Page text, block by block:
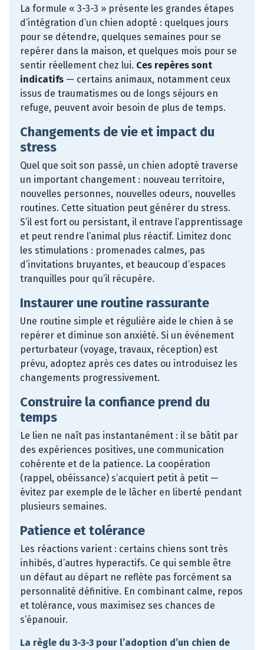
La formule « 3-3-3 » présente les grandes étapes
d’intégration d’un chien adopté : quelques jours
pour se détendre, quelques semaines pour se
repérer dans la maison, et quelques mois pour se
sentir réellement chez lui. Ces repères sont
indicatifs — certains animaux, notamment ceux
issus de traumatismes ou de longs séjours en
refuge, peuvent avoir besoin de plus de temps.
Changements de vie et impact du
stress
Quel que soit son passé, un chien adopté traverse
un important changement : nouveau territoire,
nouvelles personnes, nouvelles odeurs, nouvelles
routines. Cette situation peut générer du stress.
S’il est fort ou persistant, il entrave l’apprentissage
et peut rendre l’animal plus réactif. Limitez donc
les stimulations : promenades calmes, pas
d’invitations bruyantes, et beaucoup d’espaces
tranquilles pour qu’il récupère.
Instaurer une routine rassurante
Une routine simple et régulière aide le chien à se
repérer et diminue son anxiété. Si un événement
perturbateur (voyage, travaux, réception) est
prévu, adoptez après ces dates ou introduisez les
changements progressivement.
Construire la confiance prend du
temps
Le lien ne naît pas instantanément : il se bâtit par
des expériences positives, une communication
cohérente et de la patience. La coopération
(rappel, obéissance) s’acquiert petit à petit —
évitez par exemple de le lâcher en liberté pendant
plusieurs semaines.
Patience et tolérance
Les réactions varient : certains chiens sont très
inhibés, d’autres hyperactifs. Ce qui semble être
un défaut au départ ne reflète pas forcément sa
personnalité définitive. En combinant calme, repos
et tolérance, vous maximisez ses chances de
s’épanouir.
La règle du 3-3-3 pour l’adoption d’un chien de